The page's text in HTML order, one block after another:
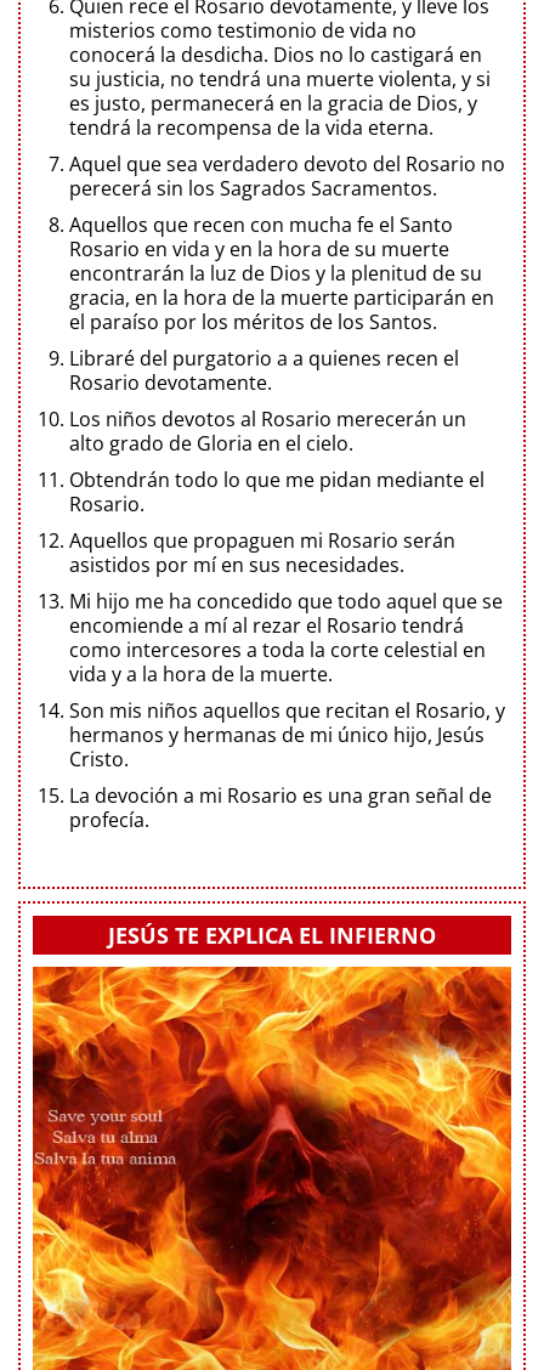
Quien rece el Rosario devotamente, y lleve los
misterios como testimonio de vida no
conocerá la desdicha. Dios no lo castigará en
su justicia, no tendrá una muerte violenta, y si
es justo, permanecerá en la gracia de Dios, y
tendrá la recompensa de la vida eterna.
Aquel que sea verdadero devoto del Rosario no
perecerá sin los Sagrados Sacramentos.
Aquellos que recen con mucha fe el Santo
Rosario en vida y en la hora de su muerte
encontrarán la luz de Dios y la plenitud de su
gracia, en la hora de la muerte participarán en
el paraíso por los méritos de los Santos.
Libraré del purgatorio a a quienes recen el
Rosario devotamente.
Los niños devotos al Rosario merecerán un
alto grado de Gloria en el cielo.
Obtendrán todo lo que me pidan mediante el
Rosario.
Aquellos que propaguen mi Rosario serán
asistidos por mí en sus necesidades.
Mi hijo me ha concedido que todo aquel que se
encomiende a mí al rezar el Rosario tendrá
como intercesores a toda la corte celestial en
vida y a la hora de la muerte.
Son mis niños aquellos que recitan el Rosario, y
hermanos y hermanas de mi único hijo, Jesús
Cristo.
La devoción a mi Rosario es una gran señal de
profecía.
JESÚS TE EXPLICA EL INFIERNO